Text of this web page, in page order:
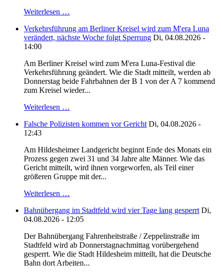
Weiterlesen …
Verkehrsführung am Berliner Kreisel wird zum M'era Luna
verändert, nächste Woche folgt Sperrung Di, 04.08.2026 -
14:00
Am Berliner Kreisel wird zum M'era Luna-Festival die
Verkehrsführung geändert. Wie die Stadt mitteilt, werden ab
Donnerstag beide Fahrbahnen der B 1 von der A 7 kommend
zum Kreisel wieder...
Weiterlesen …
Falsche Polizisten kommen vor Gericht Di, 04.08.2026 -
12:43
Am Hildesheimer Landgericht beginnt Ende des Monats ein
Prozess gegen zwei 31 und 34 Jahre alte Männer. Wie das
Gericht mitteilt, wird ihnen vorgeworfen, als Teil einer
größeren Gruppe mit der...
Weiterlesen …
Bahnübergang im Stadtfeld wird vier Tage lang gesperrt Di,
04.08.2026 - 12:05
Der Bahnübergang Fahrenheitstraße / Zeppelinstraße im
Stadtfeld wird ab Donnerstagnachmittag vorübergehend
gesperrt. Wie die Stadt Hildesheim mitteilt, hat die Deutsche
Bahn dort Arbeiten...